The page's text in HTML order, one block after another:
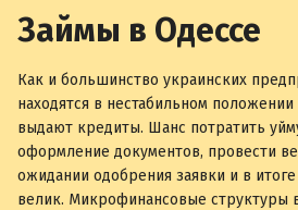
Займы в Одессе
Как и большинство украинских
находятся в нестабильном
выдают кредиты. Шанс потратить
оформление документов, провести
ожидании одобрения заявки и в
велик. Микрофинансовые структуры